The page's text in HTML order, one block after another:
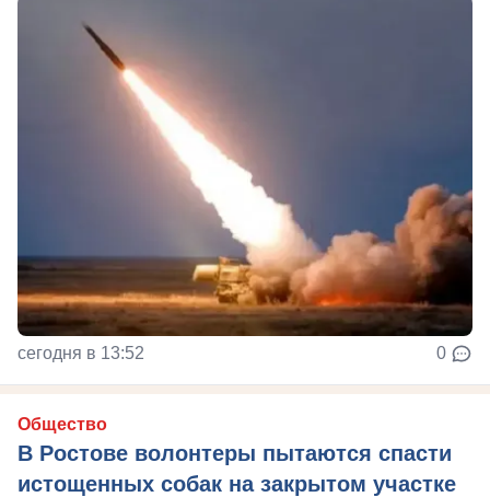
сегодня в 13:52 0
Общество
В Ростове волонтеры пытаются спасти
истощенных собак на закрытом участке